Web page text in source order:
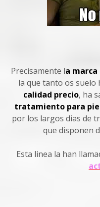
Precisamente la
la que tanto os suelo
calidad precio, ha
tratamiento para
por los largos dias de
que disponen
Esta linea la han